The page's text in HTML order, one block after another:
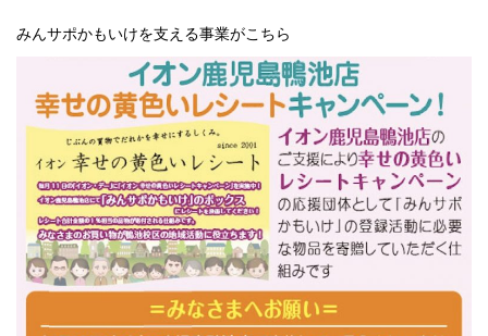
みんサポかもいけを支える事業がこちら